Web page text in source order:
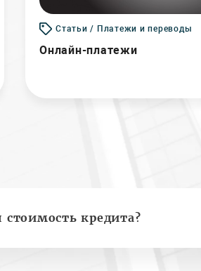
Статьи / Платежи и переводы
Онлайн-платежи
стоимость кредита?